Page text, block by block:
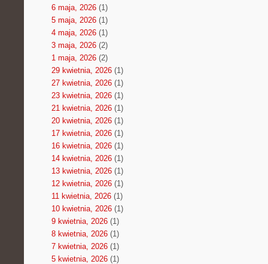
6 maja, 2026(1)
5 maja, 2026(1)
4 maja, 2026(1)
3 maja, 2026(2)
1 maja, 2026(2)
29 kwietnia, 2026(1)
27 kwietnia, 2026(1)
23 kwietnia, 2026(1)
21 kwietnia, 2026(1)
20 kwietnia, 2026(1)
17 kwietnia, 2026(1)
16 kwietnia, 2026(1)
14 kwietnia, 2026(1)
13 kwietnia, 2026(1)
12 kwietnia, 2026(1)
11 kwietnia, 2026(1)
10 kwietnia, 2026(1)
9 kwietnia, 2026(1)
8 kwietnia, 2026(1)
7 kwietnia, 2026(1)
5 kwietnia, 2026(1)